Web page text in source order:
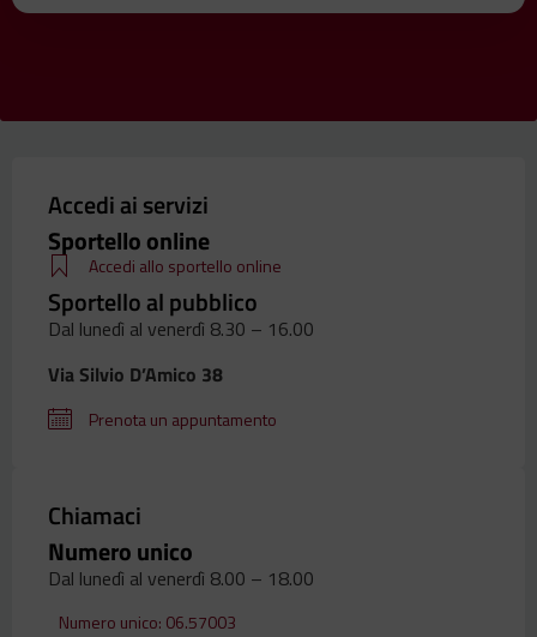
Accedi ai servizi
Sportello online
Accedi allo sportello online
Sportello al pubblico
Dal lunedì al venerdì 8.30 – 16.00
Via Silvio D’Amico 38
Prenota un appuntamento
Chiamaci
Numero unico
Dal lunedì al venerdì 8.00 – 18.00
Numero unico: 06.57003